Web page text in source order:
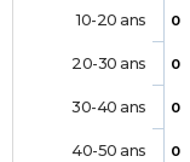
0
0
0
0
10-20 ans
20-30 ans
30-40 ans
40-50 ans